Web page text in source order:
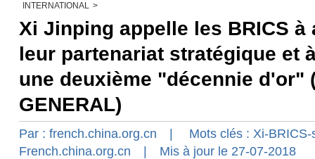
INTERNATIONAL >
Xi Jinping appelle les BRICS à
leur partenariat stratégique et
une deuxième "décennie d'or"
GENERAL)
Par : french.china.org.cn | Mots clés : Xi-BRICS-
French.china.org.cn | Mis à jour le 27-07-2018